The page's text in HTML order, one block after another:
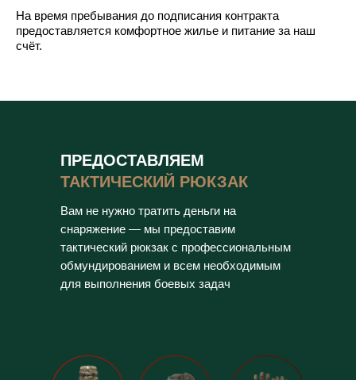
На время пребывания до подписания контракта
предоставляется комфортное жилье и питание за наш
счёт.
ПРЕДОСТАВЛЯЕМ
ТАКТИЧЕСКИЙ РЮКЗАК
Вам не нужно тратить деньги на
снаряжение — мы предоставим
тактический рюкзак с профессиональным
обмундированием и всем необходимым
для выполнения боевых задач